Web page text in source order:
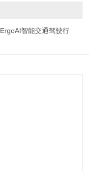
ErgoAI智能交通驾驶行